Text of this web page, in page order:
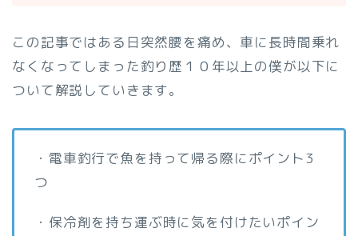
この記事ではある日突然腰を痛め、車に長時間乗れ
なくなってしまった釣り歴１０年以上の僕が以下に
ついて解説していきます。
・電車釣行で魚を持って帰る際にポイント3
つ
・保冷剤を持ち運ぶ時に気を付けたいポイン